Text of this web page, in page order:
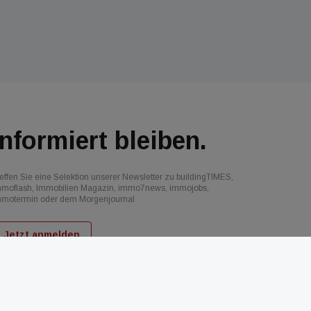
bleiben.
Sie eine Selektion unserer Newsletter zu buildingTIMES,
Immobilien Magazin, immo7news, immojobs,
oder dem Morgenjournal
Jetzt anmelden